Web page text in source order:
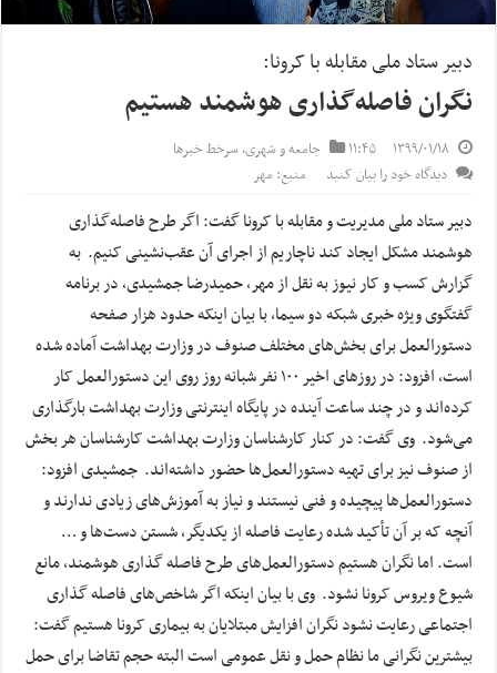
دبیر ستاد ملی مقابله با کرونا:
نگران فاصله‌گذاری هوشمند هستیم
۱۳۹۹/۰۱/۱۸ ۱۱:۴۵ جامعه و شهری,سرخط خبرها
دیدگاه خود را بیان کنید
منبع: مهر
دبیر ستاد ملی مدیریت و مقابله با کرونا گفت: اگر طرح فاصله‌گذاری
هوشمند مشکل ایجاد کند ناچاریم از اجرای آن عقب‌نشینی کنیم. به
گزارش کسب و کار نیوز به نقل از مهر، حمیدرضا جمشیدی، در برنامه
گفتگوی ویژه خبری شبکه دو سیما، با بیان اینکه حدود هزار صفحه
دستورالعمل برای بخش‌های مختلف صنوف در وزارت بهداشت آماده شده
است، افزود: در روزهای اخیر ۱۰۰ نفر شبانه روز روی این دستورالعمل کار
کرده‌اند و در چند ساعت آینده در پایگاه اینترنتی وزارت بهداشت بارگذاری
می‌شود. وی گفت: در کنار کارشناسان وزارت بهداشت کارشناسان هر بخش
از صنوف نیز برای تهیه دستورالعمل‌ها حضور داشته‌اند. جمشیدی افزود:
دستورالعمل‌ها پیچیده و فنی نیستند و نیاز به آموزش‌های زیادی ندارند و
آنچه که بر آن تأکید شده رعایت فاصله از یکدیگر، شستن دست‌ها و …
است. اما نگران هستیم دستورالعمل‌های طرح فاصله گذاری هوشمند، مانع
شیوع ویروس کرونا نشود. وی با بیان اینکه اگر شاخص‌های فاصله گذاری
اجتماعی رعایت نشود نگران افزایش مبتلایان به بیماری کرونا هستیم گفت:
بیشترین نگرانی ما نظام حمل و نقل عمومی است البته حجم تقاضا برای حمل